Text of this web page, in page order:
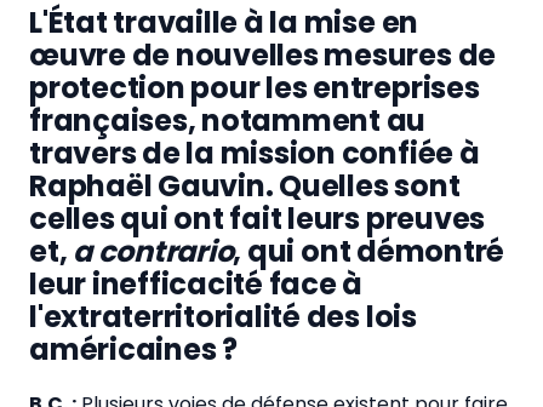
L'État travaille à la mise en
œuvre de nouvelles mesures de
protection pour les entreprises
françaises, notamment au
travers de la mission confiée à
Raphaël Gauvin. Quelles sont
celles qui ont fait leurs preuves
et, a contrario, qui ont démontré
leur inefficacité face à
l'extraterritorialité des lois
américaines ?